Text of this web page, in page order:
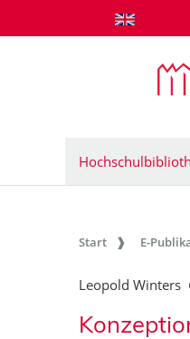
zum Inhalt springen
Start E-
Leopold Winters